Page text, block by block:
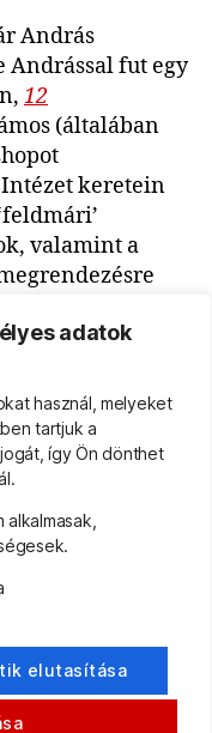
adatok
használ, melyeket
tartjuk a
így Ön dönthet
elutasítása
András
Andrással fut egy
12
(általában
keretein
valamint a
Kft.,
Fel↑